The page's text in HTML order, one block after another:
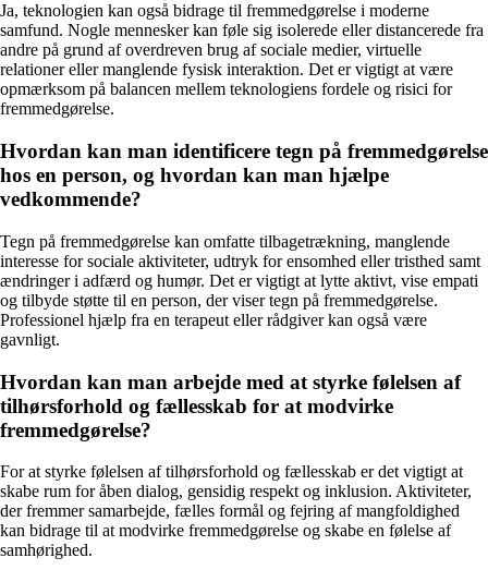
Ja, teknologien kan også bidrage til fremmedgørelse i moderne
samfund. Nogle mennesker kan føle sig isolerede eller distancerede fra
andre på grund af overdreven brug af sociale medier, virtuelle
relationer eller manglende fysisk interaktion. Det er vigtigt at være
opmærksom på balancen mellem teknologiens fordele og risici for
fremmedgørelse.
Hvordan kan man identificere tegn på fremmedgørelse
hos en person, og hvordan kan man hjælpe
vedkommende?
Tegn på fremmedgørelse kan omfatte tilbagetrækning, manglende
interesse for sociale aktiviteter, udtryk for ensomhed eller tristhed samt
ændringer i adfærd og humør. Det er vigtigt at lytte aktivt, vise empati
og tilbyde støtte til en person, der viser tegn på fremmedgørelse.
Professionel hjælp fra en terapeut eller rådgiver kan også være
gavnligt.
Hvordan kan man arbejde med at styrke følelsen af
tilhørsforhold og fællesskab for at modvirke
fremmedgørelse?
For at styrke følelsen af tilhørsforhold og fællesskab er det vigtigt at
skabe rum for åben dialog, gensidig respekt og inklusion. Aktiviteter,
der fremmer samarbejde, fælles formål og fejring af mangfoldighed
kan bidrage til at modvirke fremmedgørelse og skabe en følelse af
samhørighed.